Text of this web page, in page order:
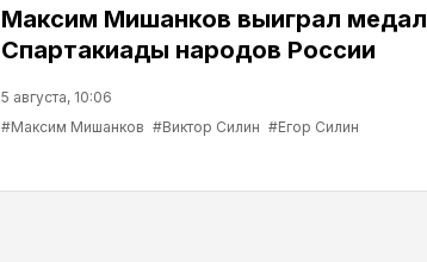
Максим Мишанков выиграл
Спартакиады народов России
5 августа, 10:06
#Максим Мишанков #Виктор Силин #Егор Силин